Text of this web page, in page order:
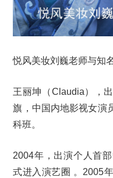
悦风美妆刘巍老师与知
王丽坤（Claudia），
旗，中国内地影视女演
科班。
2004年，出演个人首
式进入演艺圈 。2005